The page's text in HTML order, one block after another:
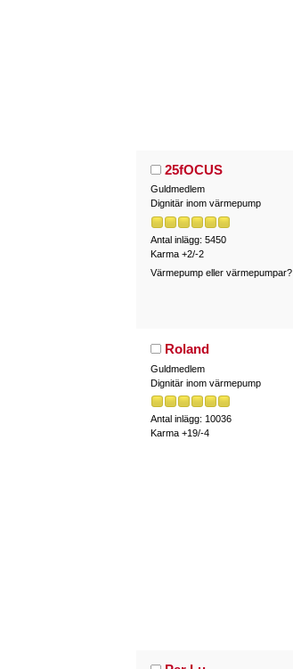
25fOCUS
Guldmedlem
Dignitär inom värmepump
Antal inlägg: 5450
Karma +2/-2
Värmepump eller värmepumpar?
Roland
Guldmedlem
Dignitär inom värmepump
Antal inlägg: 10036
Karma +19/-4